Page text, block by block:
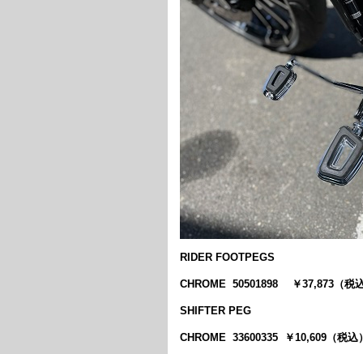
RIDER FOOTPEGS
CHROME 50501898 ￥37,873（税
SHIFTER PEG
CHROME 33600335 ￥10,609（税込